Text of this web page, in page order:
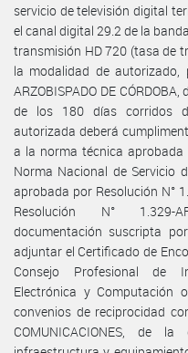
servicio de televisión digital
el canal digital 29.2 de la
transmisión HD 720 (tasa de
la modalidad de
ARZOBISPADO DE
de los 180 días corridos
autorizada deberá
a la norma técnica aprobada
Norma Nacional de Servicio
aprobada por Resolución N°
Resolución N° 1.329-
documentación suscripta
adjuntar el Certificado de
Consejo Profesional de
Electrónica y Computación
convenios de reciprocidad
COMUNICACIONES,